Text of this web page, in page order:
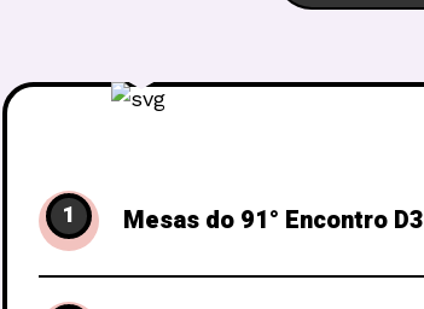
1 Mesas do 91° Encontro